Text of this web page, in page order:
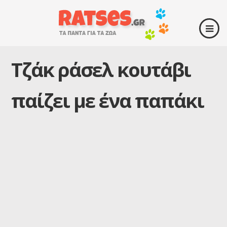
Τζάκ ράσελ κουτάβι
παίζει με ένα παπάκι